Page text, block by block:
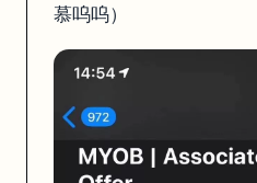
慕呜呜）